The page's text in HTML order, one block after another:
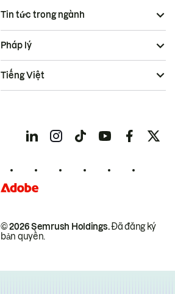
Tin tức trong ngành
© 2026 Semrush Holdings.Đã đăng ký
bản quyền.
Pháp lý
Tiếng Việt